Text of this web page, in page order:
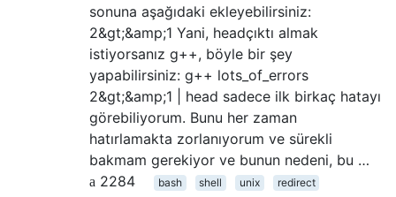
sonuna aşağıdaki ekleyebilirsiniz:
2&gt;&amp;1 Yani, headçıktı almak
istiyorsanız g++, böyle bir şey
yapabilirsiniz: g++ lots_of_errors
2&gt;&amp;1 | head sadece ilk birkaç hatayı
görebiliyorum. Bunu her zaman
hatırlamakta zorlanıyorum ve sürekli
bakmam gerekiyor ve bunun nedeni, bu …
2284
bash shell unix redirect